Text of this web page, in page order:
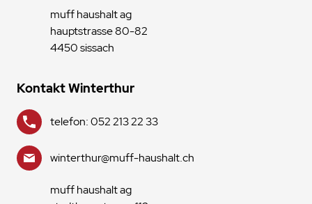
muff haushalt ag
hauptstrasse 80-82
4450 sissach
Kontakt Winterthur
telefon: 052 213 22 33
winterthur@muff-haushalt.ch
muff haushalt ag